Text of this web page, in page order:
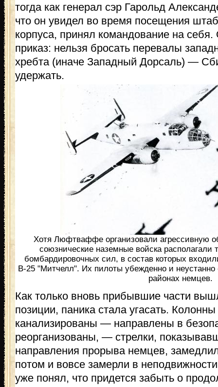
тогда как генерал сэр Гарольд
что он увидел во время посещения
корпуса, принял командование на
приказ: нельзя бросать перевалы
хребта (иначе Западный Дорсаль) —
удержать.
Хотя Люфтваффе организовали агрессивную
союзнические наземные войска
бомбардировочных сил, в состав которых
В-25 "Митчелл". Их пилоты убежденно и
районах немцев.
Как только вновь прибывшие части
позиции, паника стала угасать.
канализированы — направлены в
реорганизованы, — стрелки,
направления прорыва немцев,
потом и вовсе замерли в
уже понял, что придется забыть о